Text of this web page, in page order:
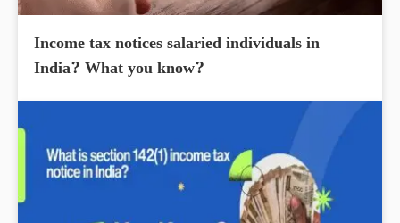
Income tax notices salaried individuals in
India? What you know?